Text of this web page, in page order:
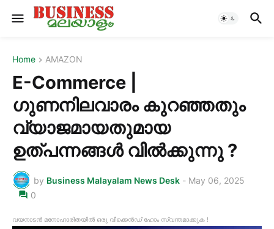
Home AMAZON
E-Commerce |
ഗുണനിലവാരം കുറഞ്ഞതും
വ്യാജമായതുമായ
ഉത്പന്നങ്ങൾ വിൽക്കുന്നു ?
by Business Malayalam News Desk - May 06, 2025
0
വയനാടൻ മനോഹാരിതയിൽ ഒരു വീക്കെൻഡ് ഹോം സ്വന്തമാക്കുക !